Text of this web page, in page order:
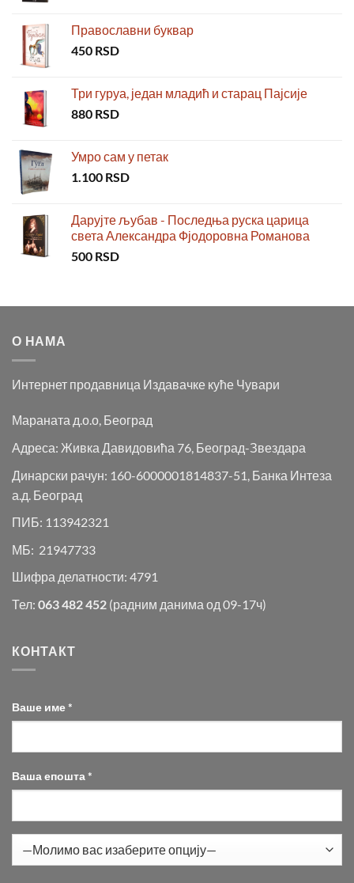
Православни буквар
450 RSD
Три гуруа, један младић и старац Пајсије
880 RSD
Умро сам у петак
1.100 RSD
Дарујте љубав - Последња руска царица
света Александра Фјодоровна Романова
500 RSD
О НАМА
Интернет продавница Издавачке куће Чувари
Мараната д.о.о, Београд
Адреса: Живка Давидовића 76, Београд-Звездара
Динарски рачун: 160-6000001814837-51, Банка Интеза
а.д. Београд
ПИБ: 113942321
МБ: 21947733
Шифра делатности: 4791
Тел: 063 482 452 (радним данима од 09-17ч)
КОНТАКТ
Ваше име *
Ваша епошта *